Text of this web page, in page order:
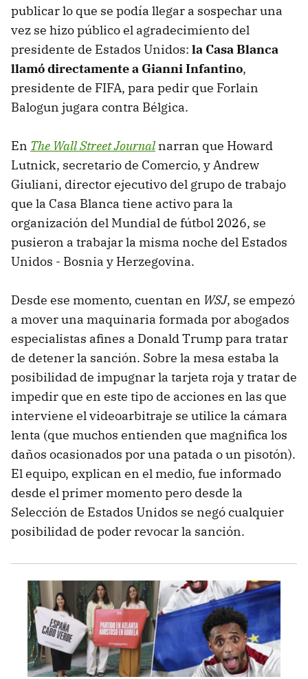
publicar lo que se podía llegar a sospechar una
vez se hizo público el agradecimiento del
presidente de Estados Unidos: la Casa Blanca
llamó directamente a Gianni Infantino,
presidente de FIFA, para pedir que Forlain
Balogun jugara contra Bélgica.
En The Wall Street Journalnarran que Howard
Lutnick, secretario de Comercio, y Andrew
Giuliani, director ejecutivo del grupo de trabajo
que la Casa Blanca tiene activo para la
organización del Mundial de fútbol 2026, se
pusieron a trabajar la misma noche del Estados
Unidos - Bosnia y Herzegovina.
Desde ese momento, cuentan en WSJ, se empezó
a mover una maquinaria formada por abogados
especialistas afines a Donald Trump para tratar
de detener la sanción. Sobre la mesa estaba la
posibilidad de impugnar la tarjeta roja y tratar de
impedir que en este tipo de acciones en las que
interviene el videoarbitraje se utilice la cámara
lenta (que muchos entienden que magnifica los
daños ocasionados por una patada o un pisotón).
El equipo, explican en el medio, fue informado
desde el primer momento pero desde la
Selección de Estados Unidos se negó cualquier
posibilidad de poder revocar la sanción.